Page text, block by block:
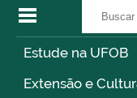
Estude na UFOB
Extensão e